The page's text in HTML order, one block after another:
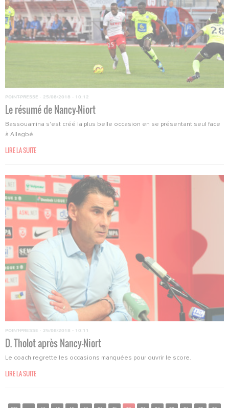
POINT-PRESSE · 25/08/2018 - 10:12
Le résumé de Nancy-Niort
Bassouamina s'est créé la plus belle occasion en se présentant seul face
à Allagbé.
LIRE LA SUITE
POINT-PRESSE · 25/08/2018 - 10:11
D. Tholot après Nancy-Niort
Le coach regrette les occasions manquées pour ouvrir le score.
LIRE LA SUITE